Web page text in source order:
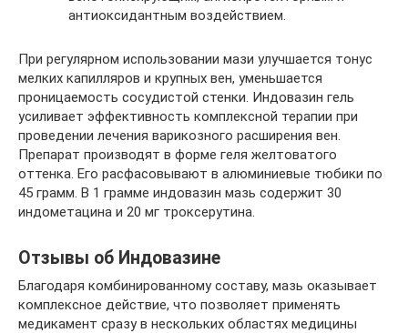
антиоксидантным воздействием.
При регулярном использовании мази улучшается тонус
мелких капилляров и крупных вен, уменьшается
проницаемость сосудистой стенки. Индовазин гель
усиливает эффективность комплексной терапии при
проведении лечения варикозного расширения вен.
Препарат производят в форме геля желтоватого
оттенка. Его расфасовывают в алюминиевые тюбики по
45 грамм. В 1 грамме индовазин мазь содержит 30
индометацина и 20 мг троксерутина.
Отзывы об Индовазине
Благодаря комбинированному составу, мазь оказывает
комплексное действие, что позволяет применять
медикамент сразу в нескольких областях медицины